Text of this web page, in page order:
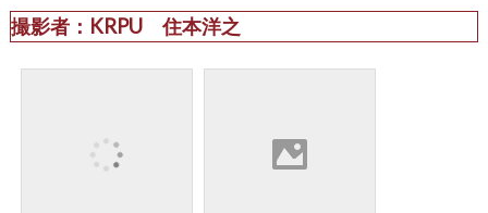
撮影者：KRPU 住本洋之